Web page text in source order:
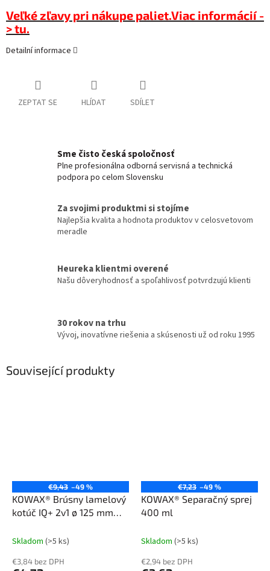
Veľké zľavy pri nákupe paliet.Viac informácií -
> tu.
Detailní informace
ZEPTAT SE HLÍDAT SDÍLET
Sme čisto česká spoločnosť
Plne profesionálna odborná servisná a technická
podpora po celom Slovensku
Za svojimi produktmi si stojíme
Najlepšia kvalita a hodnota produktov v celosvetovom
meradle
Heureka klientmi overené
Našu dôveryhodnosť a spoľahlivosť potvrdzujú klienti
30 rokov na trhu
Vývoj, inovatívne riešenia a skúsenosti už od roku 1995
Související produkty
€9,43 –49 %
KOWAX® Brúsny lamelový
kotúč IQ+ 2v1 ø 125 mm
Skladom (>5 ks)
€3,84 bez DPH
€7,23 –49 %
KOWAX® Separačný sprej
400 ml
Skladom (>5 ks)
€2,94 bez DPH